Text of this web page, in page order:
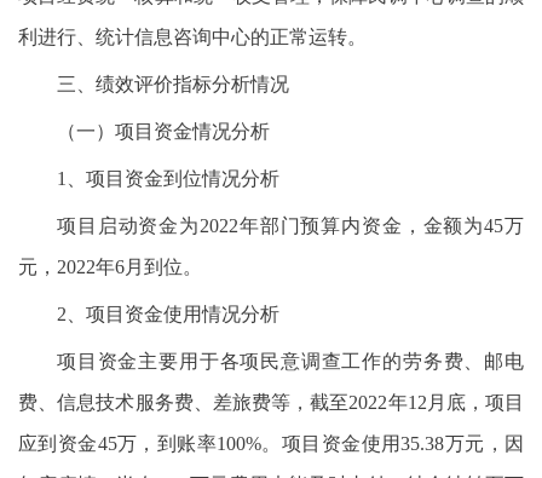
利进行、统计信息咨询中心的正常运转。
三、绩效评价指标分析情况
（一）项目资金情况分析
1、项目资金到位情况分析
项目启动资金为2022年部门预算内资金，金额为45万
元，2022年6月到位。
2、项目资金使用情况分析
项目资金主要用于各项民意调查工作的劳务费、邮电
费、信息技术服务费、差旅费等，截至2022年12月底，项目
应到资金45万，到账率100%。项目资金使用35.38万元，因